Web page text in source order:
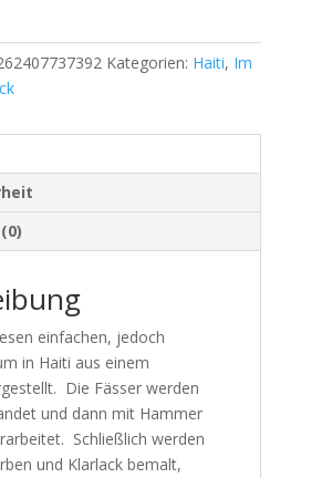
Kategorien: Haiti, Im
einfachen, jedoch
in Haiti aus einem
Die Fässer werden
und dann mit Hammer
Schließlich werden
und Klarlack bemalt,